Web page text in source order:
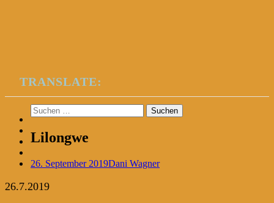
TRANSLATE:
Suchen
nach:
Lilongwe
26. September 2019Dani Wagner
26.7.2019